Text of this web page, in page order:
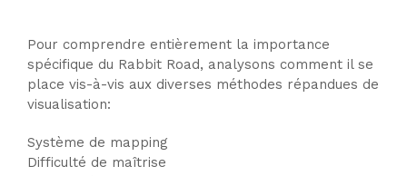
Pour comprendre entièrement la importance
spécifique du Rabbit Road, analysons comment il se
place vis-à-vis aux diverses méthodes répandues de
visualisation:
Système de mapping
Difficulté de maîtrise